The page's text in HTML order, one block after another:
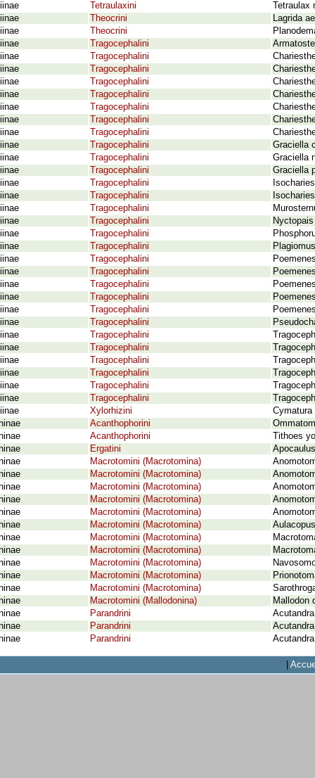
Tetraulaxini
Theocrini
Lagrida
Theocrini
Tragocephalini
Tragocephalini
Tragocephalini
Tragocephalini
Tragocephalini
Tragocephalini
Tragocephalini
Tragocephalini
Tragocephalini
Graciella
Tragocephalini
Graciella
Tragocephalini
Graciella
Tragocephalini
Tragocephalini
Tragocephalini
Tragocephalini
Tragocephalini
Tragocephalini
Tragocephalini
Tragocephalini
Tragocephalini
Tragocephalini
Tragocephalini
Tragocephalini
Tragocephalini
Tragocephalini
Tragocephalini
Tragocephalini
Tragocephalini
Tragocephalini
Xylorhizini
Cymatura
Acanthophorini
Acanthophorini
Tithoes
Ergatini
Macrotomini (Macrotomina)
Macrotomini (Macrotomina)
Macrotomini (Macrotomina)
Macrotomini (Macrotomina)
Macrotomini (Macrotomina)
Macrotomini (Macrotomina)
Macrotomini (Macrotomina)
Macrotomini (Macrotomina)
Macrotomini (Macrotomina)
Macrotomini (Macrotomina)
Macrotomini (Macrotomina)
Macrotomini (Mallodonina)
Mallodon
Parandrini
Parandrini
Parandrini